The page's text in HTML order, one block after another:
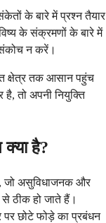
के बारे में प्रश्न तैयार
के संक्रमणों के बारे में
संकोच न करें।
क्षेत्र तक आसान पहुंच
तो अपनी नियुक्ति
है?
जो असुविधाजनक और
ठीक हो जाते हैं।
छोटे फोड़े का प्रबंधन